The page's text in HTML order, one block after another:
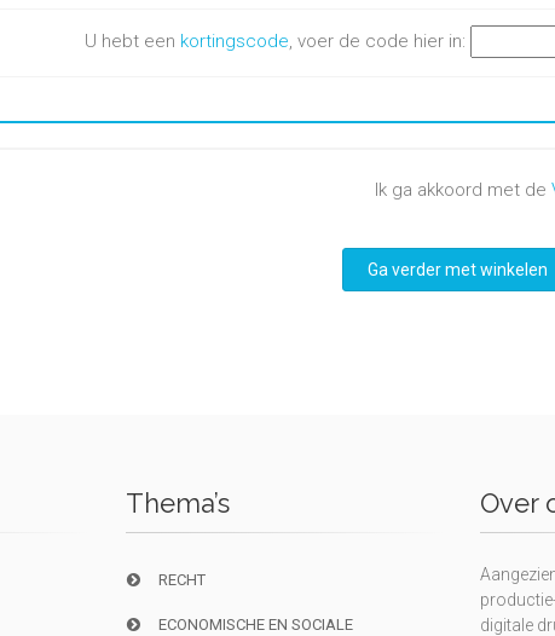
U hebt een kortingscode, voer de code hier in:
Ik ga akkoord met de
Ga verder met winkelen
Thema’s
RECHT
ECONOMISCHE EN SOCIALE
Over
digitale